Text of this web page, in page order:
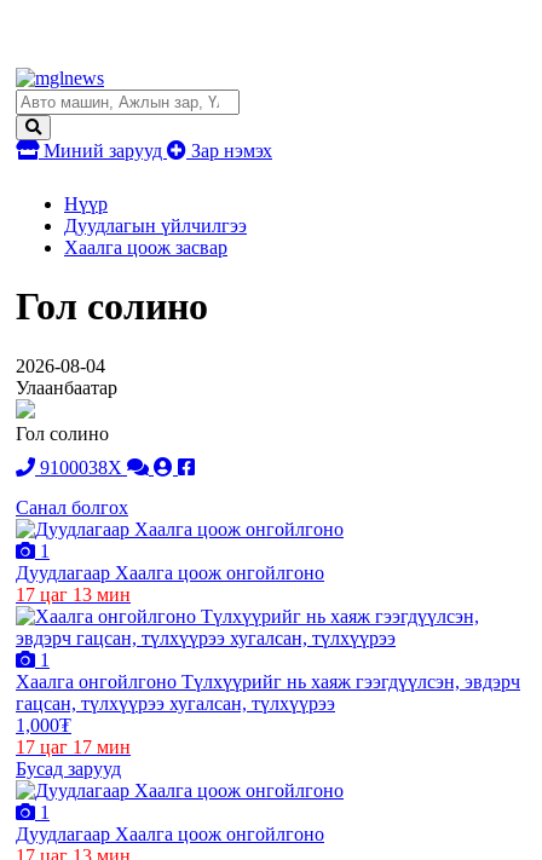
Миний зарууд Зар нэмэх
Нүүр
Дуудлагын үйлчилгээ
Хаалга цоож засвар
Гол солино
2026-08-04
Улаанбаатар
Гол солино
9100038X
Санал болгох
1
Дуудлагаар Хаалга цоож онгойлгоно
17 цаг 13 мин
1
Хаалга онгойлгоно Түлхүүрийг нь хаяж гээгдүүлсэн, эвдэрч
гацсан, түлхүүрээ хугалсан, түлхүүрээ
1,000₮
17 цаг 17 мин
Бусад зарууд
1
Дуудлагаар Хаалга цоож онгойлгоно
17 цаг 13 мин